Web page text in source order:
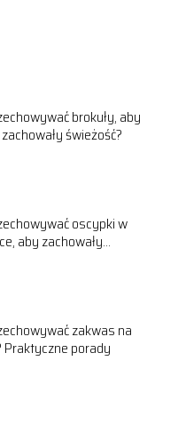
brokuły, aby
świeżość?
oscypki w
aby zachowały
zakwas na
Praktyczne porady